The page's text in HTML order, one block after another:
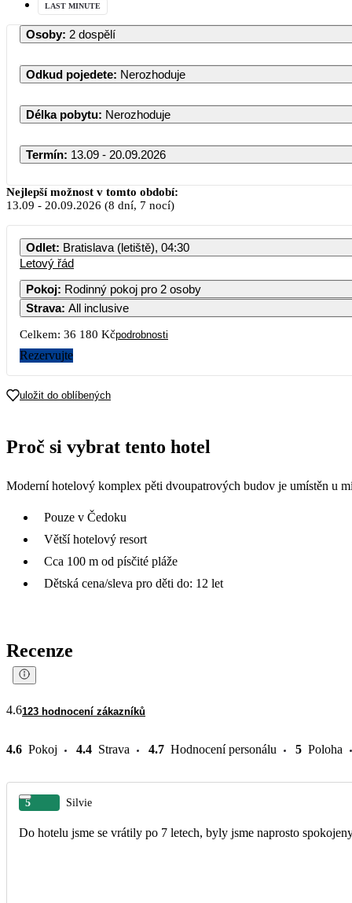
LAST MINUTE
Osoby: 2 dospělí
Odkud pojedete: Nerozhoduje
Délka pobytu: Nerozhoduje
Termín: 13.09 - 20.09.2026
Nejlepší možnost v tomto období:
13.09 - 20.09.2026 (8 dní, 7 nocí)
Odlet: Bratislava (letiště), 04:30
Letový řád
Pokoj: Rodinný pokoj pro 2 osoby
Strava: All inclusive
Celkem: 36 180 Kčpodrobnosti
Rezervujte
uložit do oblíbených
Proč si vybrat tento hotel
Moderní hotelový komplex pěti dvoupatrových budov je umístěn u
Pouze v Čedoku
Větší hotelový resort
Cca 100 m od písčité pláže
Dětská cena/sleva pro děti do: 12 let
Recenze
4.6123 hodnocení zákazníků
4.6 Pokoj 4.4 Strava 4.7 Hodnocení personálu 5 Poloha
5 Silvie
Do hotelu jsme se vrátily po 7 letech, byly jsme naprosto